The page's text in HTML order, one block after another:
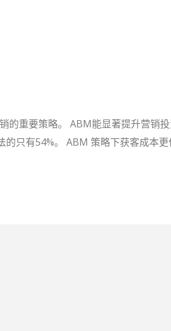
的重要策略。 ABM能显著提升营销
的只有54%。 ABM 策略下获客成本